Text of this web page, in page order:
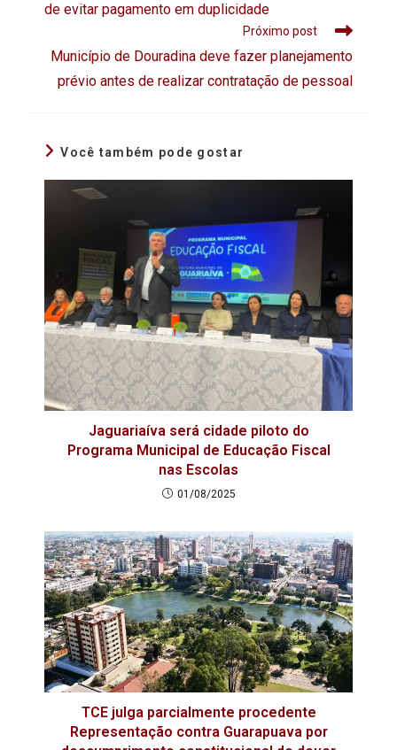
de evitar pagamento em duplicidade
Próximo post
Município de Douradina deve fazer planejamento
prévio antes de realizar contratação de pessoal
Você também pode gostar
Jaguariaíva será cidade piloto do
Programa Municipal de Educação Fiscal
nas Escolas
01/08/2025
TCE julga parcialmente procedente
Representação contra Guarapuava por